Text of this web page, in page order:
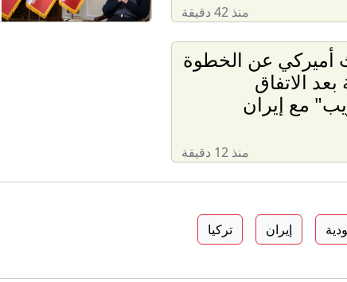
منذ 42 دقيقة
أميركي عن الخطوة
بعد الاتفاق
مع إيران
منذ 12 دقيقة
إيران تركيا